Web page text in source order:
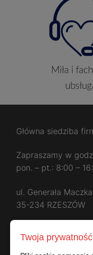
Miła i
Główna siedziba
Zapraszamy w
pon. – pt.: 8:00 –
ul. Generała
35-234 RZESZÓW
Alima – Gerber –
Twoja